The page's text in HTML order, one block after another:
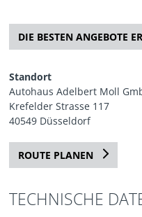
DIE BESTEN ANGEBOTE
Standort
Autohaus Adelbert Moll
Krefelder Strasse 117
40549 Düsseldorf
ROUTE PLANEN
TECHNISCHE